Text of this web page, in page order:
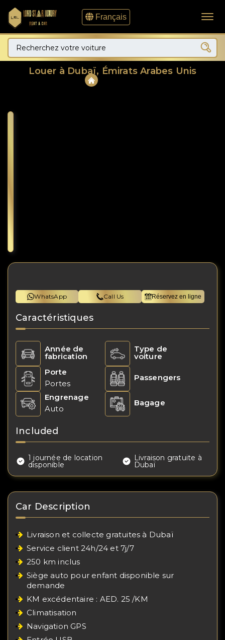
Français
Louer à Dubaï, Émirats Arabes Unis
WhatsApp Call Us Réservez en ligne
Caractéristiques
Année de
fabrication
Type de
voiture
Porte
Portes
Passengers
Engrenage
Auto
Bagage
Included
1 journée de location
disponible
Livraison gratuite à
Dubaï
Car Description
Livraison et collecte gratuites à Dubaï
Service client 24h/24 et 7j/7
250 km inclus
Siège auto pour enfant disponible sur
demande
KM excédentaire : AED. 25 /KM
Climatisation
Navigation GPS